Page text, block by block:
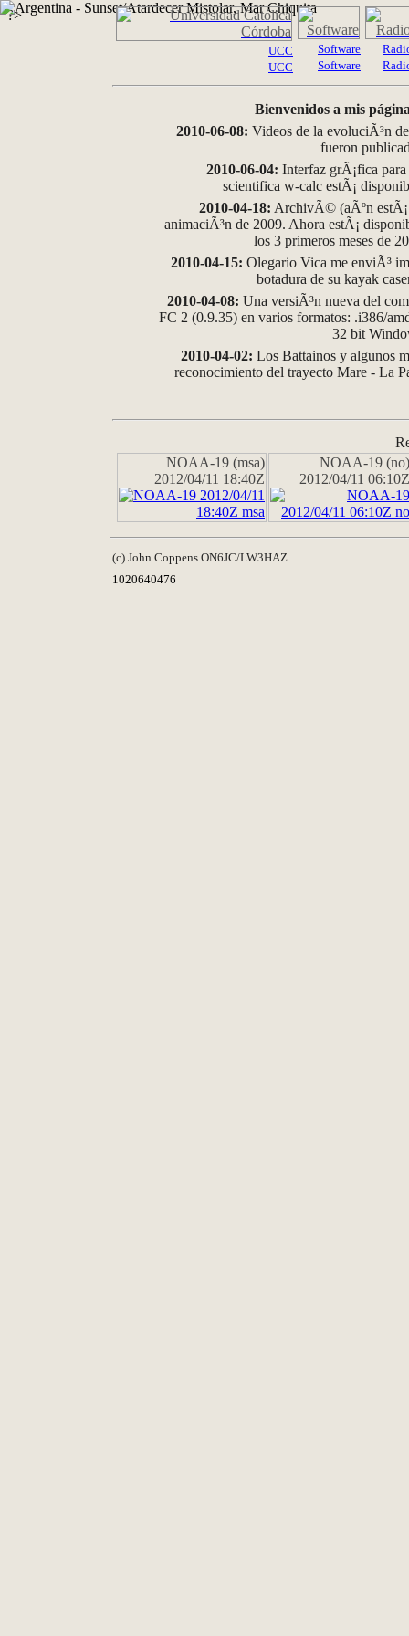
?>
UCC
UCC
Software
Software
Bienvenidos a mis
2010-06-08: Videos de la evoluciÃ³n
fueron
2010-06-04: Interfaz grÃ¡fica
scientifica w-calc estÃ¡
2010-04-18: ArchivÃ© (aÃºn
animaciÃ³n de 2009. Ahora estÃ¡
los 3 primeros meses de
2010-04-15: Olegario Vica me enviÃ³
botadura de su kayak
2010-04-08: Una versiÃ³n nueva del
FC 2 (0.9.35) en varios formatos: .i386/
32 bit
2010-04-02: Los Battainos y algunos
reconocimiento del trayecto Mare - La
NOAA-19 (msa)
2012/04/11 18:40Z
NOAA-19 (no)
2012/04/11 06:10Z
(c) John Coppens ON6JC/LW3HAZ
1020640476